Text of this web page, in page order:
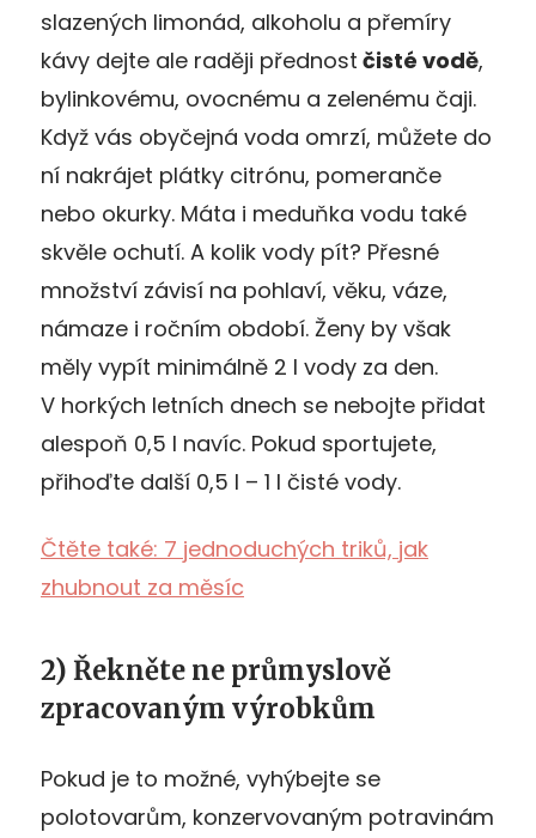
slazených limonád, alkoholu a přemíry
kávy dejte ale raději přednost čisté vodě,
bylinkovému, ovocnému a zelenému čaji.
Když vás obyčejná voda omrzí, můžete do
ní nakrájet plátky citrónu, pomeranče
nebo okurky. Máta i meduňka vodu také
skvěle ochutí. A kolik vody pít? Přesné
množství závisí na pohlaví, věku, váze,
námaze i ročním období. Ženy by však
měly vypít minimálně 2 l vody za den.
V horkých letních dnech se nebojte přidat
alespoň 0,5 l navíc. Pokud sportujete,
přihoďte další 0,5 l – 1 l čisté vody.
Čtěte také: 7 jednoduchých triků, jak
zhubnout za měsíc
2) Řekněte ne průmyslově
zpracovaným výrobkům
Pokud je to možné, vyhýbejte se
polotovarům, konzervovaným potravinám